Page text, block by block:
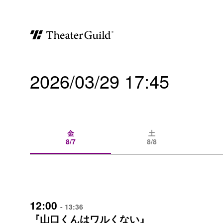
2026/03/29 17:45
金
8/7
土
8/8
12:00 - 13:36
『山口くんはワルくない』